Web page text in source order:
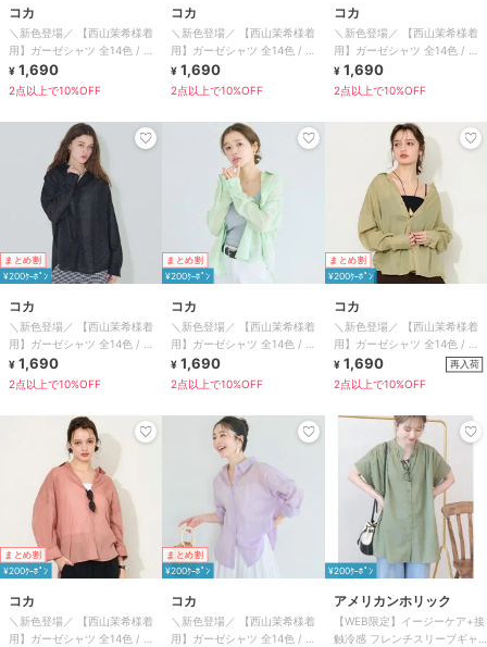
コカ
＼新色登場／ 【西山茉希様着
用】ガーゼシャツ 全14色 / 冷
房対策
¥ 1,690
2点以上で10%OFF
コカ
＼新色登場／ 【西山茉希様着
用】ガーゼシャツ 全14色 / 冷
房対策
¥ 1,690
2点以上で10%OFF
コカ
＼新色登場／ 【西山茉希様着
用】ガーゼシャツ 全14色 / 冷
房対策
¥ 1,690
2点以上で10%OFF
まとめ割
¥200ｸｰﾎﾟﾝ
コカ
＼新色登場／ 【西山茉希様着
用】ガーゼシャツ 全14色 / 冷
房対策
¥ 1,690
2点以上で10%OFF
まとめ割
¥200ｸｰﾎﾟﾝ
コカ
＼新色登場／ 【西山茉希様着
用】ガーゼシャツ 全14色 / 冷
房対策
¥ 1,690
2点以上で10%OFF
まとめ割
¥200ｸｰﾎﾟﾝ
コカ
＼新色登場／ 【西山茉希様着
用】ガーゼシャツ 全14色 / 冷
房対策
¥ 1,690 再入荷
2点以上で10%OFF
まとめ割
¥200ｸｰﾎﾟﾝ
コカ
＼新色登場／ 【西山茉希様着
用】ガーゼシャツ 全14色 / 冷
まとめ割
¥200ｸｰﾎﾟﾝ
コカ
＼新色登場／ 【西山茉希様着
用】ガーゼシャツ 全14色 / 冷
¥200ｸｰﾎﾟﾝ
アメリカンホリック
【WEB限定】イージーケア+接
触冷感 フレンチスリーブギャ